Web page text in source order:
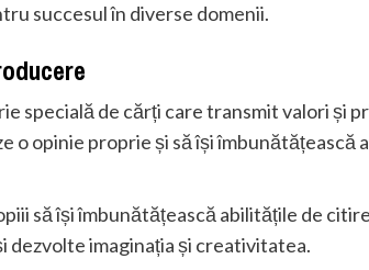
succesul în diverse domenii.
specială de cărți care transmit valori și
o opinie proprie și să își îmbunătățească
să își îmbunătățească abilitățile de
dezvolte imaginația și creativitatea.